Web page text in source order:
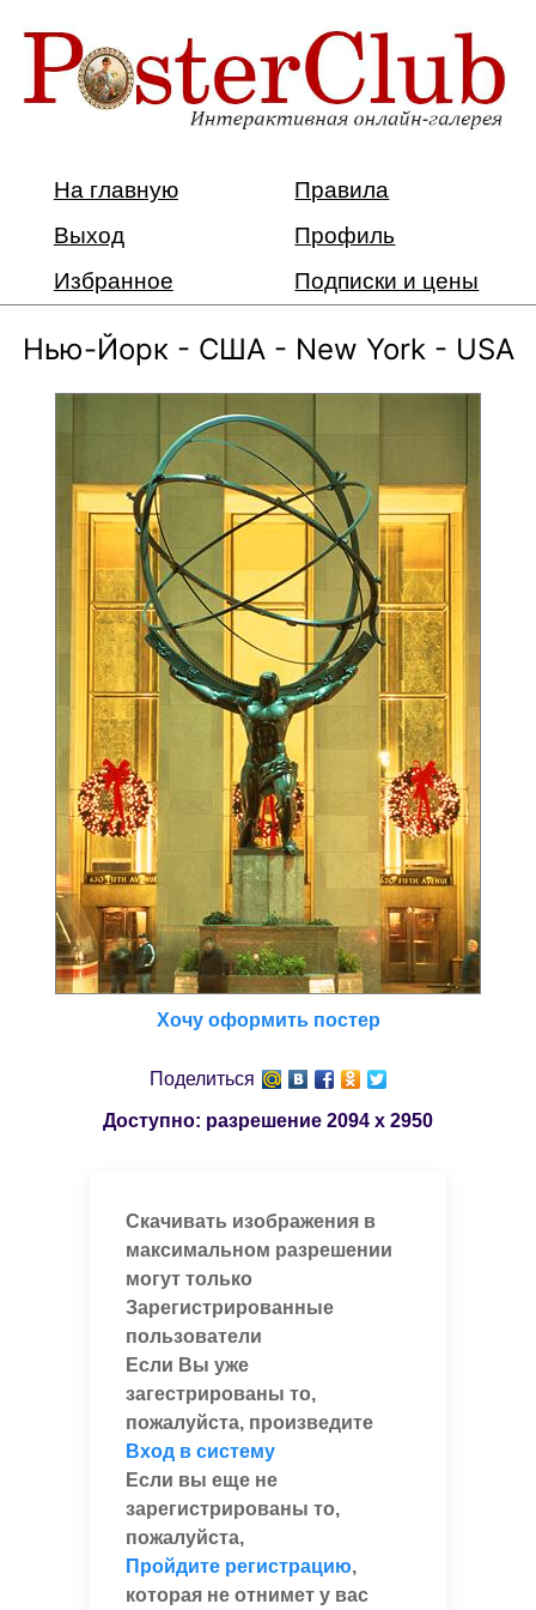
На главную
Правила
Выход
Профиль
Избранное
Подписки и цены
Нью-Йорк - США - New York - USA
Хочу оформить постер
Поделиться
Доступно: разрешение 2094 x 2950
Скачивать изображения в
максимальном разрешении
могут только
Зарегистрированные
пользователи
Если Вы уже
загестрированы то,
пожалуйста, произведите
Вход в систему
Если вы еще не
зарегистрированы то,
пожалуйста,
Пройдите регистрацию,
которая не отнимет у вас